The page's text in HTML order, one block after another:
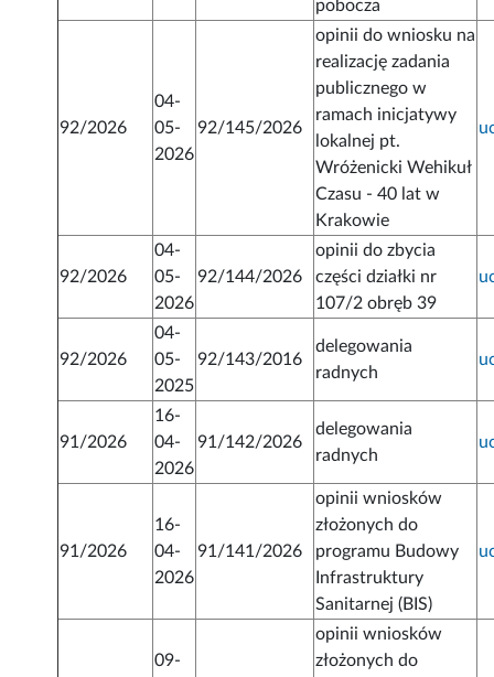
pobocza
92/2026
04-
05-
2026
92/145/2026
opinii do wniosku na
realizację zadania
publicznego w
ramach inicjatywy
lokalnej pt.
Wróżenicki Wehikuł
Czasu - 40 lat w
Krakowie
92/2026
04-
05-
2026
92/144/2026
opinii do zbycia
części działki nr
107/2 obręb 39
92/2026
04-
05-
2025
92/143/2016
delegowania
radnych
91/2026
16-
04-
2026
91/142/2026
delegowania
radnych
91/2026
16-
04-
2026
91/141/2026
opinii wniosków
złożonych do
programu Budowy
Infrastruktury
Sanitarnej (BIS)
09-
opinii wniosków
złożonych do